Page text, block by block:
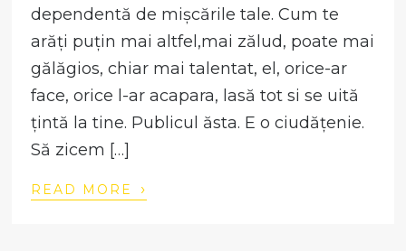
dependentă de mișcările tale. Cum te
arăți puțin mai altfel,mai zălud, poate mai
gălăgios, chiar mai talentat, el, orice-ar
face, orice l-ar acapara, lasă tot si se uită
țintă la tine. Publicul ăsta. E o ciudățenie.
Să zicem […]
READ MORE ›